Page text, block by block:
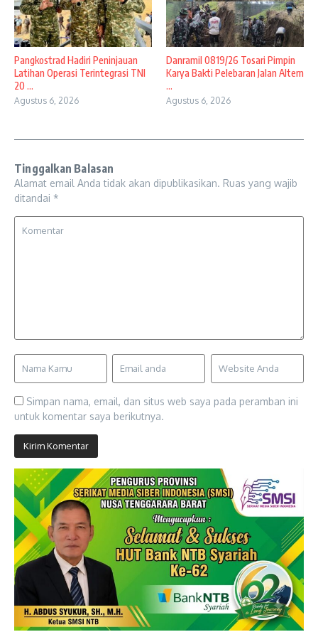
Pangkostrad Hadiri Peninjauan
Latihan Operasi Terintegrasi TNI
20 ...
Agustus 6, 2026
Danramil 0819/26 Tosari Pimpin
Karya Bakti Pelebaran Jalan Altern
...
Agustus 6, 2026
Tinggalkan Balasan
Alamat email Anda tidak akan dipublikasikan. Ruas yang wajib
ditandai *
Simpan nama, email, dan situs web saya pada peramban ini
untuk komentar saya berikutnya.